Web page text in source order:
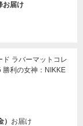
お届け
ラバーマットコレ
勝利の女神：NIKKE
お届け